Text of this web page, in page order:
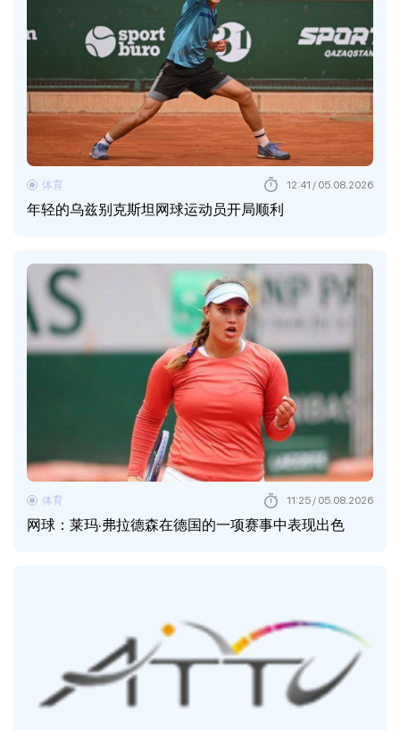
年轻的乌兹别克斯坦网球运动员开局顺利
体育 12:41 / 05.08.2026
网球：莱玛·弗拉德森在德国的一项赛事中表现出色
体育 11:25 / 05.08.2026